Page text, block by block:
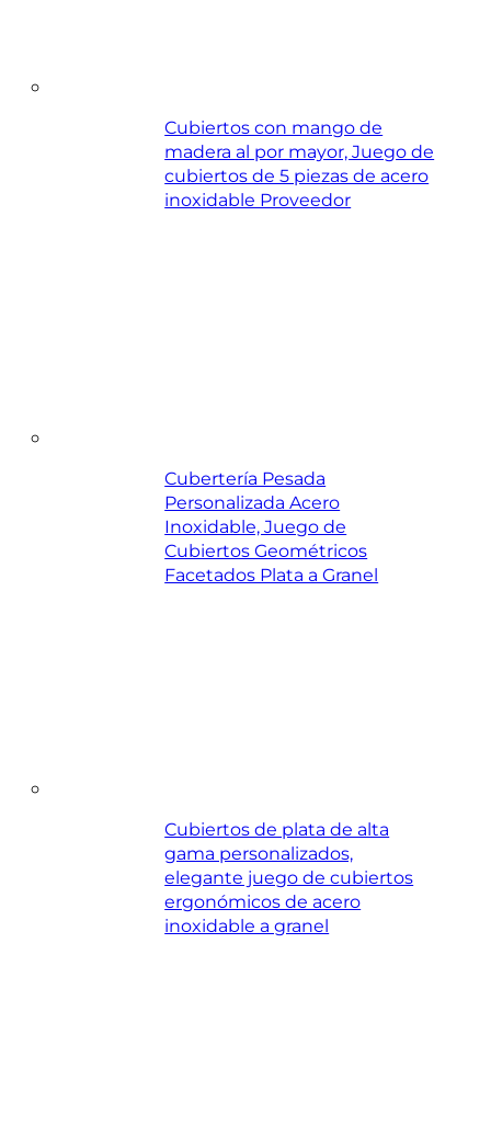
Cubiertos con mango de
madera al por mayor, Juego de
cubiertos de 5 piezas de acero
inoxidable Proveedor
Cubertería Pesada
Personalizada Acero
Inoxidable, Juego de
Cubiertos Geométricos
Facetados Plata a Granel
Cubiertos de plata de alta
gama personalizados,
elegante juego de cubiertos
ergonómicos de acero
inoxidable a granel